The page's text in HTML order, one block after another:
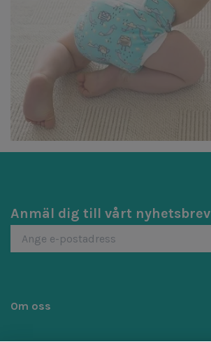
Anmäl dig till vårt nyhetsbrev
Om oss